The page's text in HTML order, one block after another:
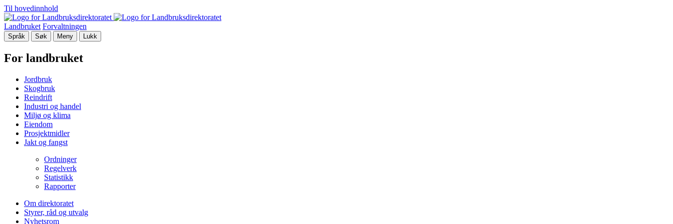
Til hovedinnhold
Landbruket Forvaltningen
Språk Søk Meny Lukk
For landbruket
Jordbruk
Skogbruk
Reindrift
Industri og handel
Miljø og klima
Eiendom
Prosjektmidler
Jakt og fangst
Ordninger
Regelverk
Statistikk
Rapporter
Om direktoratet
Styrer, råd og utvalg
Nyhetsrom